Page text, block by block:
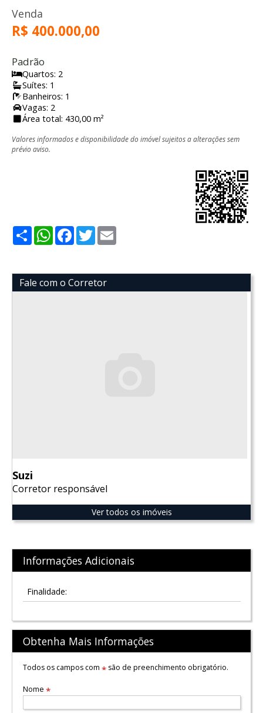
Venda
R$ 400.000,00
Padrão
Quartos: 2
Suítes: 1
Banheiros: 1
Vagas: 2
Área total: 430,00 m²
Valores informados e disponibilidade do imóvel sujeitos a alterações sem
prévio aviso.
ShareWhatsApp
Facebook
Twitter
Fale com o Corretor
Suzi
Corretor responsável
Ver todos os imóveis
Informações Adicionais
Finalidade:
Obtenha Mais Informações
Todos os campos com *são de preenchimento obrigatório.
Nome *